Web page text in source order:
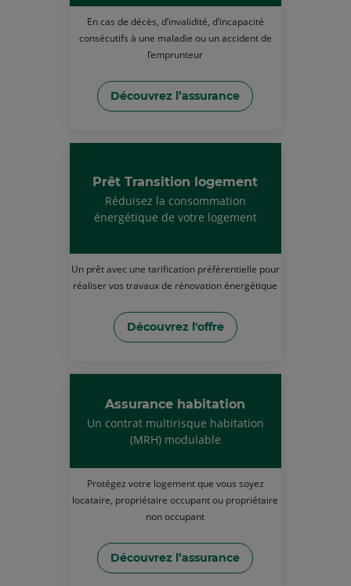
En cas de décès, d’invalidité, d’incapacité
consécutifs à une maladie ou un accident de
l’emprunteur
Découvrez l’assurance
Prêt Transition logement
Réduisez la consommation
énergétique de votre logement
Un prêt avec une tarification préférentielle pour
réaliser vos travaux de rénovation énergétique
Découvrez l'offre
Assurance habitation
Un contrat multirisque habitation
(MRH) modulable
Protégez votre logement que vous soyez
locataire, propriétaire occupant ou propriétaire
non occupant
Découvrez l’assurance